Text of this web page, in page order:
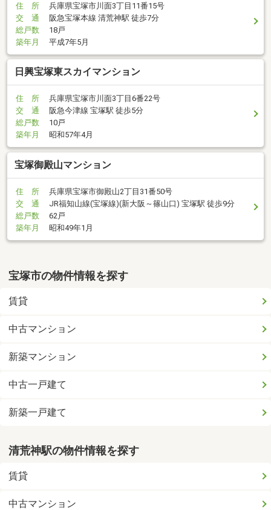
住 所
兵庫県宝塚市川面3丁目11番15号
交 通
阪急宝塚本線 清荒神駅 徒歩7分
総戸数
18戸
築年月
平成7年5月
日興宝塚東スカイマンション
住 所
兵庫県宝塚市川面3丁目6番22号
交 通
阪急今津線 宝塚駅 徒歩5分
総戸数
10戸
築年月
昭和57年4月
宝塚御殿山マンション
住 所
兵庫県宝塚市御殿山2丁目31番50号
交 通
JR福知山線(宝塚線)(新大阪～篠山口) 宝塚駅 徒歩9分
総戸数
62戸
築年月
昭和49年1月
宝塚市の物件情報を探す
賃貸
中古マンション
新築マンション
中古一戸建て
新築一戸建て
清荒神駅の物件情報を探す
賃貸
中古マンション